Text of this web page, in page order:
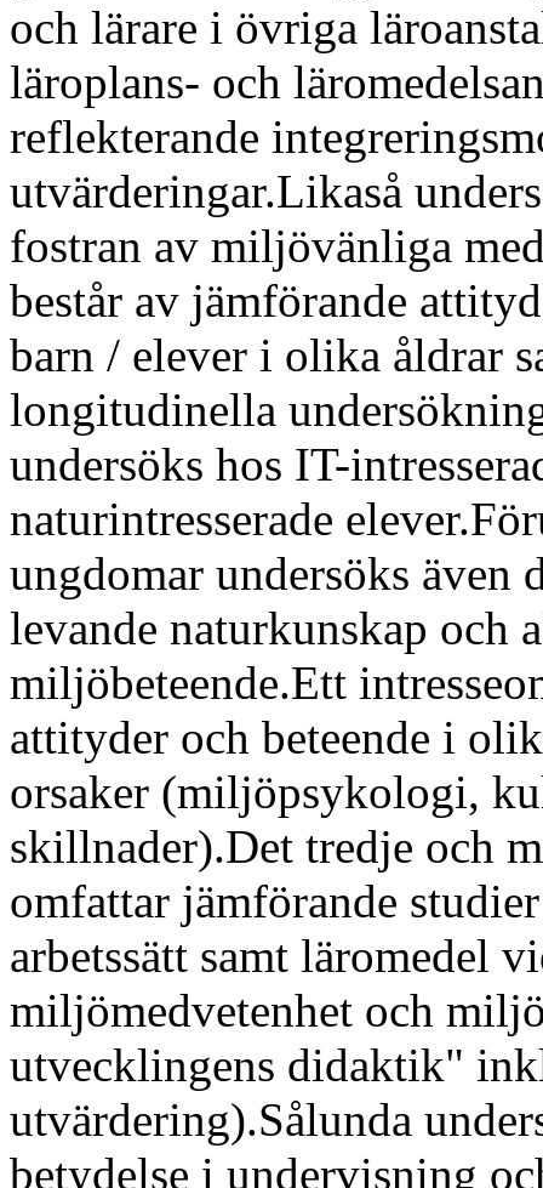
och lärare i övriga
läroplans- och
reflekterande
utvärderingar.Likaså
fostran av miljövänliga
består av jämförande
barn / elever i olika åldrar
longitudinella
undersöks hos IT-
naturintresserade
ungdomar undersöks även
levande naturkunskap
miljöbeteende.Ett
attityder och beteende i
orsaker (miljöpsykologi,
skillnader).Det tredje och
omfattar jämförande
arbetssätt samt läromedel
miljömedvetenhet och
utvecklingens didaktik"
utvärdering).Sålunda
betydelse i undervisning